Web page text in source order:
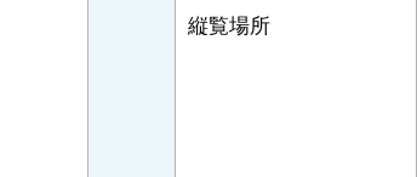
縦覧場所